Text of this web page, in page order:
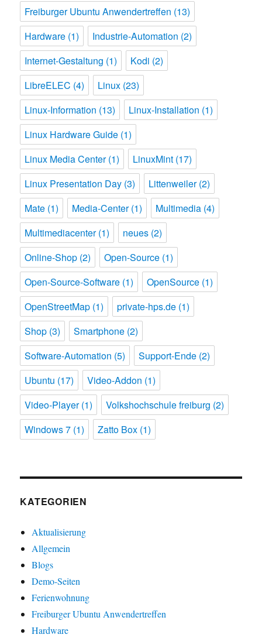
Freiburger Ubuntu Anwendertreffen (13)
Hardware (1) Industrie-Automation (2)
Internet-Gestaltung (1) Kodi (2)
LibreELEC (4) Linux (23)
Linux-Information (13) Linux-Installation (1)
Linux Hardware Guide (1)
Linux Media Center(1) LinuxMint (17)
Linux Presentation Day (3) Littenweiler(2)
Mate (1) Media-Center(1) Multimedia (4)
Multimediacenter(1) neues (2)
Online-Shop (2) Open-Source (1)
Open-Source-Software (1) OpenSource (1)
OpenStreetMap (1) private-hps.de (1)
Shop (3) Smartphone (2)
Software-Automation (5) Support-Ende (2)
Ubuntu (17) Video-Addon (1)
Video-Player(1) Volkshochschule freiburg (2)
Windows 7 (1) Zatto Box (1)
KATEGORIEN
Aktualisierung
Allgemein
Blogs
Demo-Seiten
Ferienwohnung
Freiburger Ubuntu Anwendertreffen
Hardware